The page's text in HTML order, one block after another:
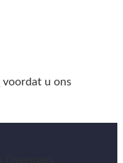
voordat u ons